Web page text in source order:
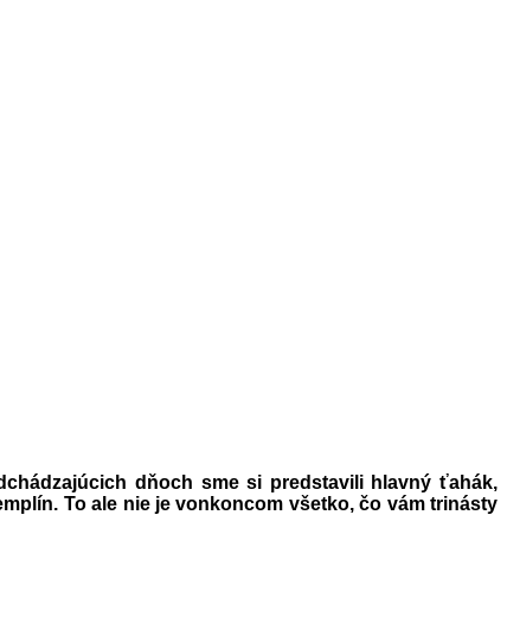
dňoch sme si predstavili hlavný ťahák,
To ale nie je vonkoncom všetko, čo vám trinásty